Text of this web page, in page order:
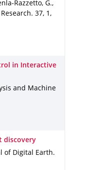
Razzetto, G.,
. 37, 1 ,
in Interactive
and Machine
discovery
of Digital Earth.